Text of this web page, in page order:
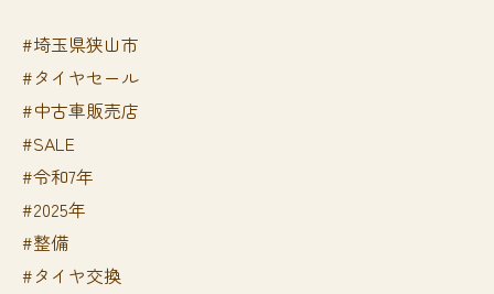
#埼玉県狭山市
#タイヤセール
#中古車販売店
#SALE
#令和7年
#2025年
#整備
#タイヤ交換